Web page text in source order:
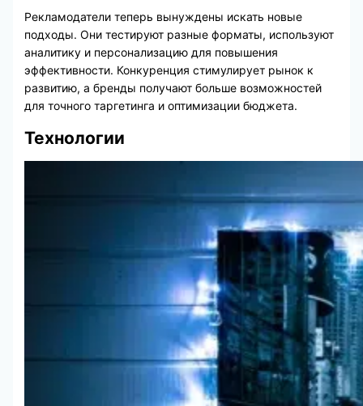
Рекламодатели теперь вынуждены искать новые
подходы. Они тестируют разные форматы, используют
аналитику и персонализацию для повышения
эффективности. Конкуренция стимулирует рынок к
развитию, а бренды получают больше возможностей
для точного таргетинга и оптимизации бюджета.
Технологии